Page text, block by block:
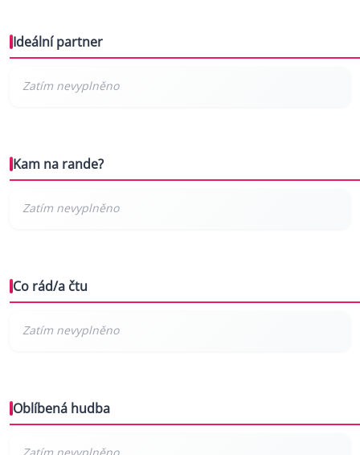
Ideální partner
Kam na rande?
Co rád/a čtu
Oblíbená hudba